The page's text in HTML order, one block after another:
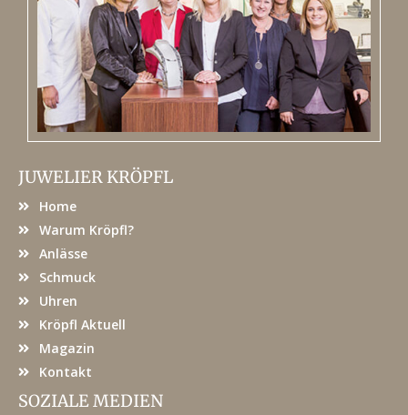
JUWELIER KRÖPFL
Home
Warum Kröpfl?
Anlässe
Schmuck
Uhren
Kröpfl Aktuell
Magazin
Kontakt
SOZIALE MEDIEN